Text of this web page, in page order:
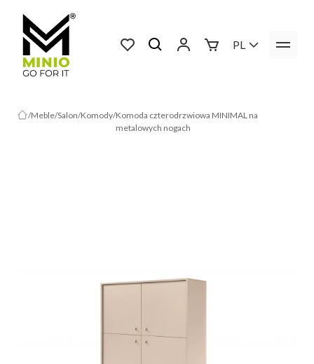
PL
Meble Salon Komody Komoda czterodrzwiowa MINIMAL na
metalowych nogach